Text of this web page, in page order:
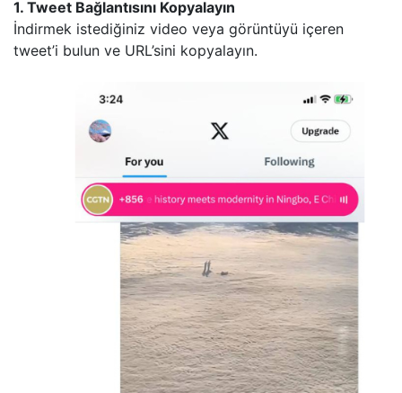
1. Tweet Bağlantısını Kopyalayın
İndirmek istediğiniz video veya görüntüyü içeren
tweet’i bulun ve URL’sini kopyalayın.